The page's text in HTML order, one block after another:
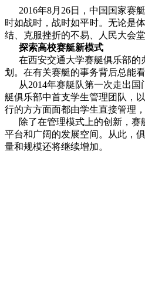
2016年8月26日，中国国家赛
时如战时，战时如平时。无论是
结、克服挫折的不易、人民大会
探索高校赛艇新模式
在西安交通大学赛艇俱乐部的
划。在有关赛艇的事务背后总能
从2014年赛艇队第一次走出国
艇俱乐部中首支学生管理团队，
行的方方面面都由学生直接管理
除了在管理模式上的创新，赛
平台和广阔的发展空间。从此，
量和规模还将继续增加。